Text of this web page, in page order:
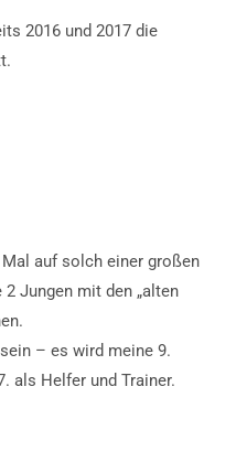
2016 und 2017 die
auf solch einer großen
Jungen mit den „alten
– es wird meine 9.
als Helfer und Trainer.